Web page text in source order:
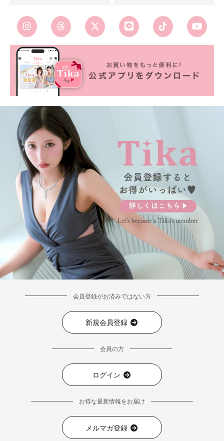
■カラーバリエーション
会員登録がお済みではない方
新規会員登録
会員の方
ログイン
お得な最新情報をお届け
メルマガ登録